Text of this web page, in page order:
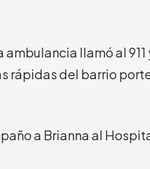
ambulancia llamó al
rápidas del barrio
a Brianna al